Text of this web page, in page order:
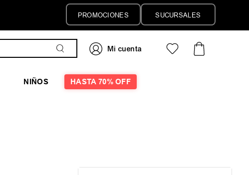
PROMOCIONES SUCURSALES
NIÑOS HASTA 70% OFF